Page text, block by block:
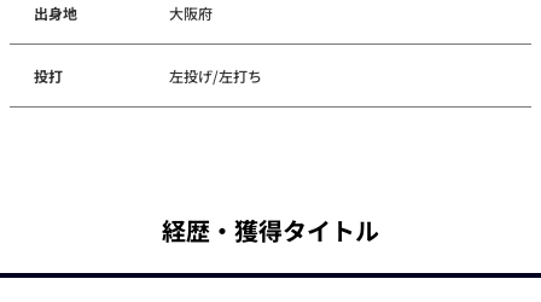
出身地 大阪府
投打 左投げ/左打ち
経歴・獲得タイトル